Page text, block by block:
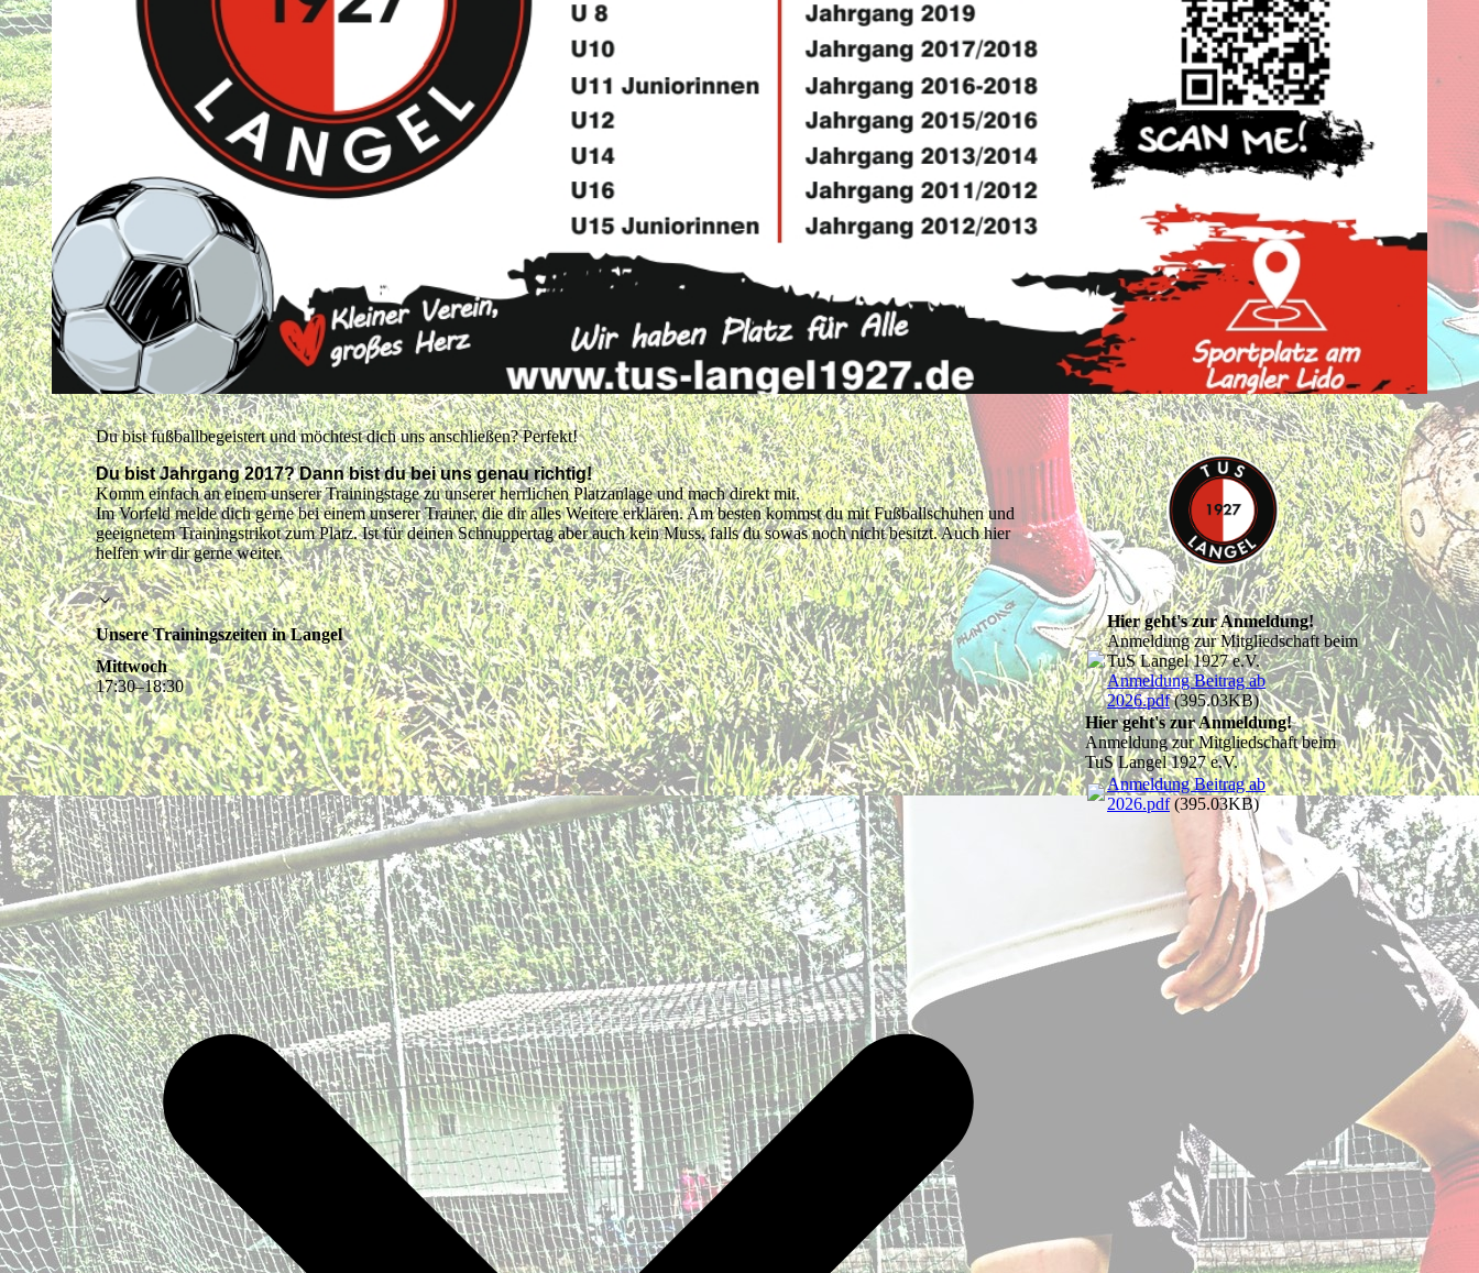
Du bist fußballbegeistert und möchtest dich uns anschließen? Perfekt!
Du bist Jahrgang 2017? Dann bist du bei uns genau richtig!
Komm einfach an einem unserer Trainingstage zu unserer herrlichen Platzanlage und mach direkt mit.
Im Vorfeld melde dich gerne bei einem unserer Trainer, die dir alles Weitere erklären. Am besten kommst du mit Fußballschuhen und
geeignetem Trainingstrikot zum Platz. Ist für deinen Schnuppertag aber auch kein Muss, falls du sowas noch nicht besitzt. Auch hier
helfen wir dir gerne weiter.
Unsere Trainingszeiten in Langel
Mittwoch
17:30–18:30
Hier geht's zur Anmeldung!
Anmeldung zur Mitgliedschaft beim
TuS Langel 1927 e.V.
Anmeldung Beitrag ab
2026.pdf(395.03KB)
Hier geht's zur Anmeldung!
Anmeldung zur Mitgliedschaft beim
TuS Langel 1927 e.V.
Anmeldung Beitrag ab
2026.pdf(395.03KB)